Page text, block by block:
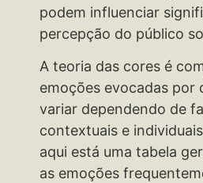
podem influenciar
percepção do público
A teoria das cores é
emoções evocadas por
variar dependendo de
contextuais e
aqui está uma tabela
as emoções